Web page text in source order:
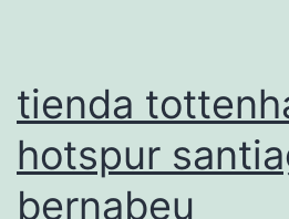
tienda
hotspur
bernabeu